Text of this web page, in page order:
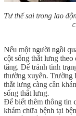
Tư thế sai trong lao
Nếu một người ngồi
cột sống thắt lưng
tăng. Để tránh tình
thường xuyên. Trường
thắt lưng càng cần
sống thắt lưng.
Để biết thêm thông tin
khám chữa bệnh tại